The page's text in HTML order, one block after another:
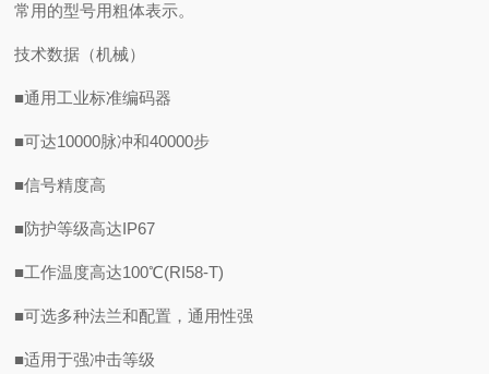
常用的型号用粗体表示。
技术数据（机械）
■通用工业标准编码器
■可达10000脉冲和40000步
■信号精度高
■防护等级高达IP67
■工作温度高达100℃(RI58-T)
■可选多种法兰和配置，通用性强
■适用于强冲击等级